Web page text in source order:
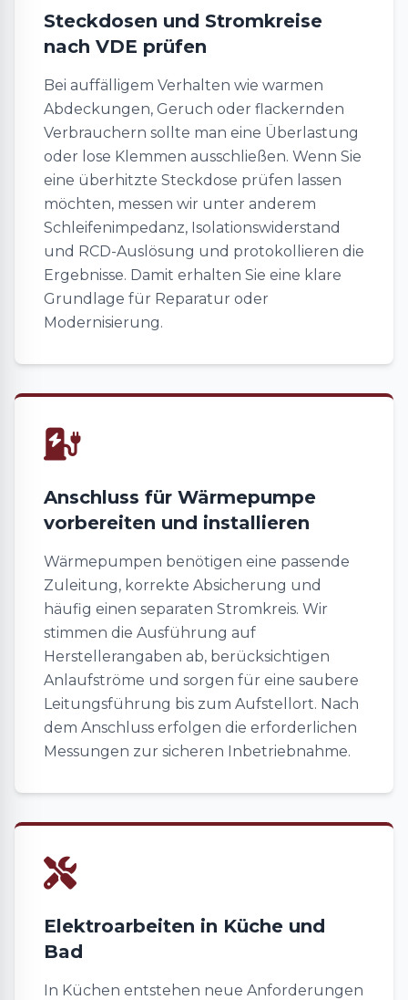
Steckdosen und Stromkreise
nach VDE prüfen
Bei auffälligem Verhalten wie warmen
Abdeckungen, Geruch oder flackernden
Verbrauchern sollte man eine Überlastung
oder lose Klemmen ausschließen. Wenn Sie
eine überhitzte Steckdose prüfen lassen
möchten, messen wir unter anderem
Schleifenimpedanz, Isolationswiderstand
und RCD-Auslösung und protokollieren die
Ergebnisse. Damit erhalten Sie eine klare
Grundlage für Reparatur oder
Modernisierung.
Anschluss für Wärmepumpe
vorbereiten und installieren
Wärmepumpen benötigen eine passende
Zuleitung, korrekte Absicherung und
häufig einen separaten Stromkreis. Wir
stimmen die Ausführung auf
Herstellerangaben ab, berücksichtigen
Anlaufströme und sorgen für eine saubere
Leitungsführung bis zum Aufstellort. Nach
dem Anschluss erfolgen die erforderlichen
Messungen zur sicheren Inbetriebnahme.
Elektroarbeiten in Küche und
Bad
In Küchen entstehen neue Anforderungen